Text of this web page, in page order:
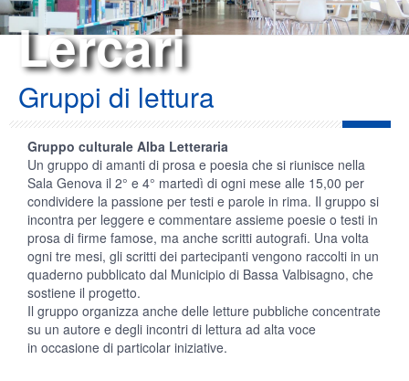
Lercari
Gruppi di lettura
Gruppo culturale Alba Letteraria
Un gruppo di amanti di prosa e poesia che si riunisce nella
Sala Genova il 2° e 4° martedì di ogni mese alle 15,00 per
condividere la passione per testi e parole in rima. Il gruppo si
incontra per leggere e commentare assieme poesie o testi in
prosa di firme famose, ma anche scritti autografi. Una volta
ogni tre mesi, gli scritti dei partecipanti vengono raccolti in un
quaderno pubblicato dal Municipio di Bassa Valbisagno, che
sostiene il progetto.
Il gruppo organizza anche delle letture pubbliche concentrate
su un autore e degli incontri di lettura ad alta voce
in occasione di particolar iniziative.